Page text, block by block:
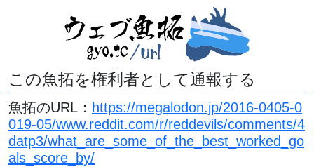
この魚拓を権利者として通報する
魚拓のURL： https://megalodon.jp/2016-0405-0
019-05/www.reddit.com/r/reddevils/comments/4
datp3/what_are_some_of_the_best_worked_go
als_score_by/